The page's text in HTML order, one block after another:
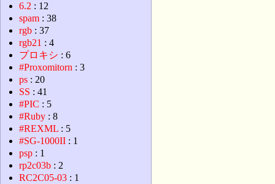
6.2 : 12
spam : 38
rgb : 37
rgb21 : 4
プロキシ : 6
#Proxomitorn : 3
ps : 20
SS : 41
#PIC : 5
#Ruby : 8
#REXML : 5
#SG-1000II : 1
psp : 1
rp2c03b : 2
RC2C05-03 : 1